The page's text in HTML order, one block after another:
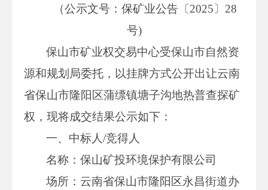
（公示文号：保矿业公告〔2025〕28
号)
保山市矿业权交易中心受保山市自然资
源和规划局委托，以挂牌方式公开出让云南
省保山市隆阳区蒲缥镇塘子沟地热普查探矿
权，现将成交结果公示如下：
一、中标人/竞得人
名称：保山矿投环境保护有限公司
场所：云南省保山市隆阳区永昌街道办